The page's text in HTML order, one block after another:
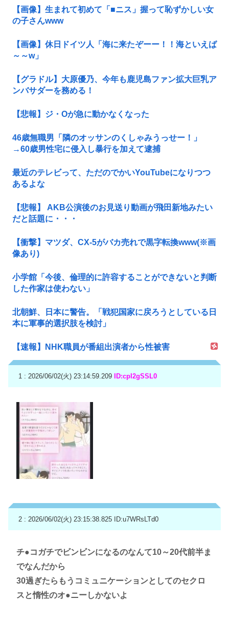
【画像】生まれて初めて「■ニス」握って恥ずかしい女
の子さんwww
【画像】休日ドイツ人「海に来たぞーー！！海といえば
～～w」
【グラドル】大原優乃、今年も鹿児島ファン拡大巨乳ア
ンバサダーを務める！
【悲報】ジ・Oが急に動かなくなった
46歳無職男「隣のオッサンのくしゃみうっせー！」
→60歳男性宅に侵入し暴行を加えて逮捕
最近のテレビって、ただのでかいYouTubeになりつつ
あるよな
【悲報】 AKB公演後のお見送り動画が飛田新地みたい
だと話題に・・・
【衝撃】マツダ、CX-5がバカ売れで黒字転換www(※画
像あり)
小学館「今後、倫理的に許容することができないと判断
した作家は使わない」
北朝鮮、日本に警告。「戦犯国家に戻ろうとしている日
本に軍事的選択肢を検討」
【速報】NHK職員が番組出演者から性被害
1 : 2026/06/02(火) 23:14:59.209 ID:cpI2gSSL0
2 : 2026/06/02(火) 23:15:38.825 ID:u7WRsLTd0
チ●コガチでビンビンになるのなんて10～20代前半ま
でなんだから
30過ぎたらもうコミュニケーションとしてのセクロ
スと惰性のオ●ニーしかないよ